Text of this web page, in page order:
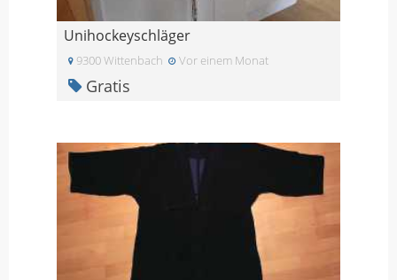
Unihockeyschläger
9300 Wittenbach Vor einem Monat
Gratis